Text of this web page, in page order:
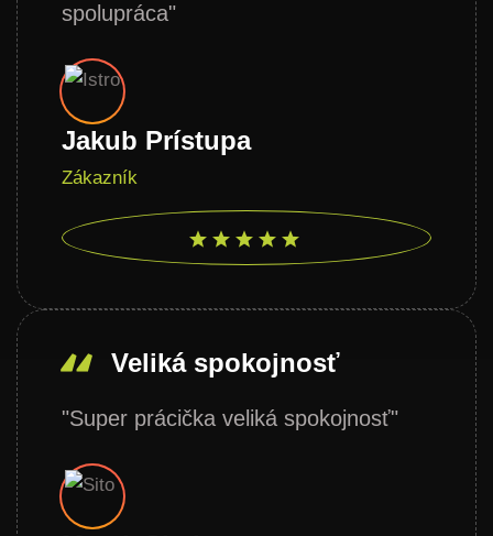
spolupráca"
Jakub Prístupa
Zákazník
Veliká spokojnosť
"Super prácička veliká spokojnosť"